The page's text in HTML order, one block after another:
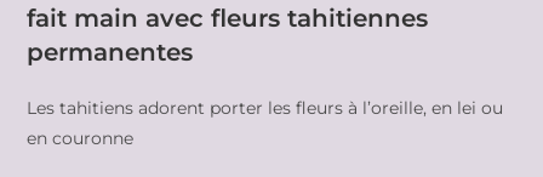
fait main avec fleurs tahitiennes
permanentes
Les tahitiens adorent porter les fleurs à l’oreille, en lei ou
en couronne